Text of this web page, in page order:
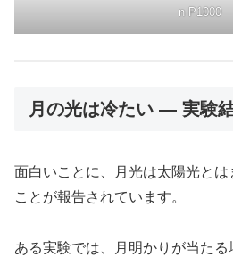
n P1000
月の光は冷たい ― 実験
面白いことに、月光は太陽光と
ことが報告されています。
ある実験では、月明かりが当た